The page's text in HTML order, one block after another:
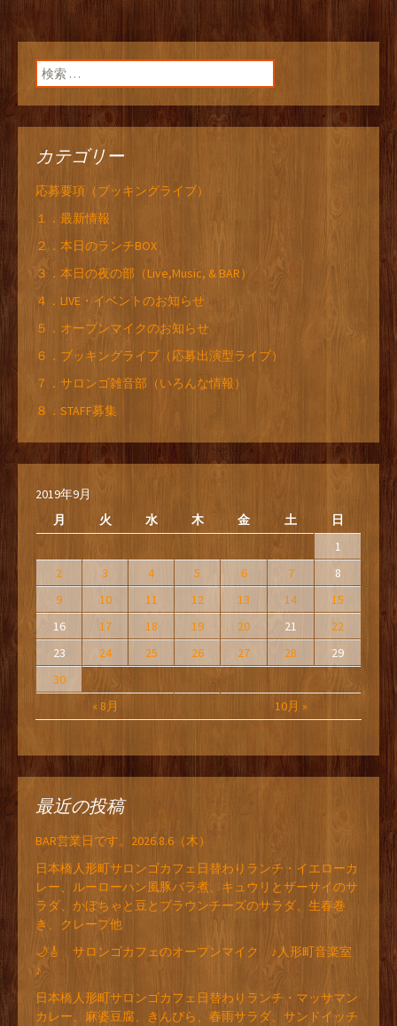
検索:
カテゴリー
応募要項（ブッキングライブ）
１．最新情報
２．本日のランチBOX
３．本日の夜の部（Live,Music, & BAR）
４．LIVE・イベントのお知らせ
５．オープンマイクのお知らせ
６．ブッキングライブ（応募出演型ライブ）
７．サロンゴ雑音部（いろんな情報）
８．STAFF募集
2019年9月
月
火 水 木 金 土 日
« 8月 10月 »
1
2
3 4 5 6 7
8
9
10 11 12 13 14
15
16
17 18 19 20 21
22
23
24 25 26 27 28
29
30
最近の投稿
BAR営業日です。2026.8.6（木）
日本橋人形町サロンゴカフェ日替わりランチ・イエローカ
レー、ルーローハン風豚バラ煮、キュウリとザーサイのサ
ラダ、かぼちゃと豆とブラウンチーズのサラダ、生春巻
き、クレープ他
🌙🎸 サロンゴカフェのオープンマイク ♪人形町音楽室
♪
日本橋人形町サロンゴカフェ日替わりランチ・マッサマン
カレー、麻婆豆腐、きんぴら、春雨サラダ、サンドイッチ